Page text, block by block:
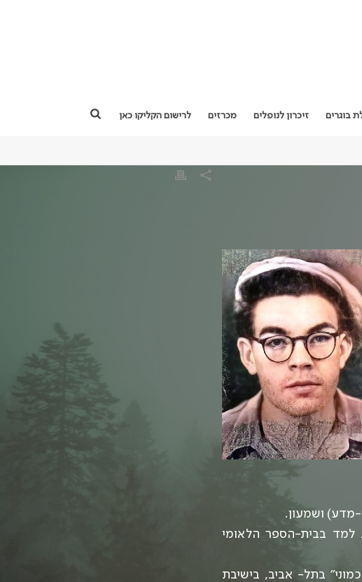
בוגרים זיכרון לנופלים מכרזים לרישום הקליקו כאן
מדע) ושמעון.
בריגה, בירת לטביה. למד בבית-הספר הלאומי
הספר "תחכמוני" בתל- אביב, בישיבת